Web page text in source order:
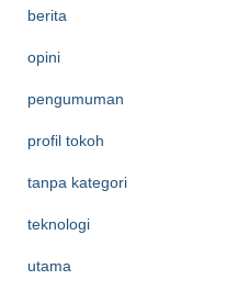
berita
opini
pengumuman
profil tokoh
tanpa kategori
teknologi
utama